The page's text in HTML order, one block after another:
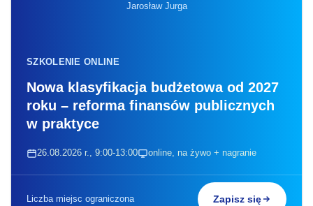
Jarosław Jurga
SZKOLENIE ONLINE
Nowa klasyfikacja budżetowa od 2027
roku – reforma finansów publicznych
w praktyce
26.08.2026 r., 9:00-13:00 online, na żywo + nagranie
Liczba miejsc ograniczona Zapisz się